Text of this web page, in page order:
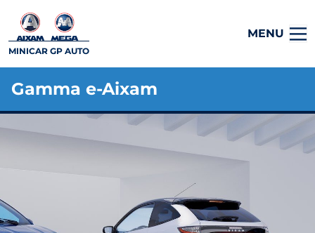
MINICAR GP AUTO
MENU
Gamma e-Aixam